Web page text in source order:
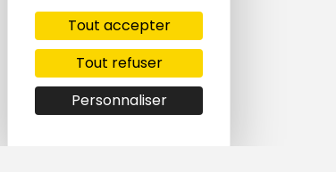
Tout accepter
Tout refuser
Personnaliser